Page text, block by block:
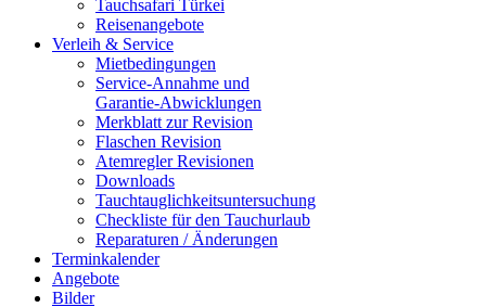
Tauchsafari Türkei
Reisenangebote
Verleih & Service
Mietbedingungen
Service-Annahme und
Garantie-Abwicklungen
Merkblatt zur Revision
Flaschen Revision
Atemregler Revisionen
Downloads
Tauchtauglichkeitsuntersuchung
Checkliste für den Tauchurlaub
Reparaturen / Änderungen
Terminkalender
Angebote
Bilder